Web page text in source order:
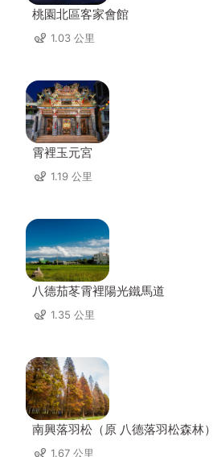
桃園北區客家會館
1.03 公里
霄裡玉元宮
1.19 公里
八德茄苳霄裡陽光鐵馬道
1.35 公里
南興落羽松（原 八德落羽松森林）
1.67 公里